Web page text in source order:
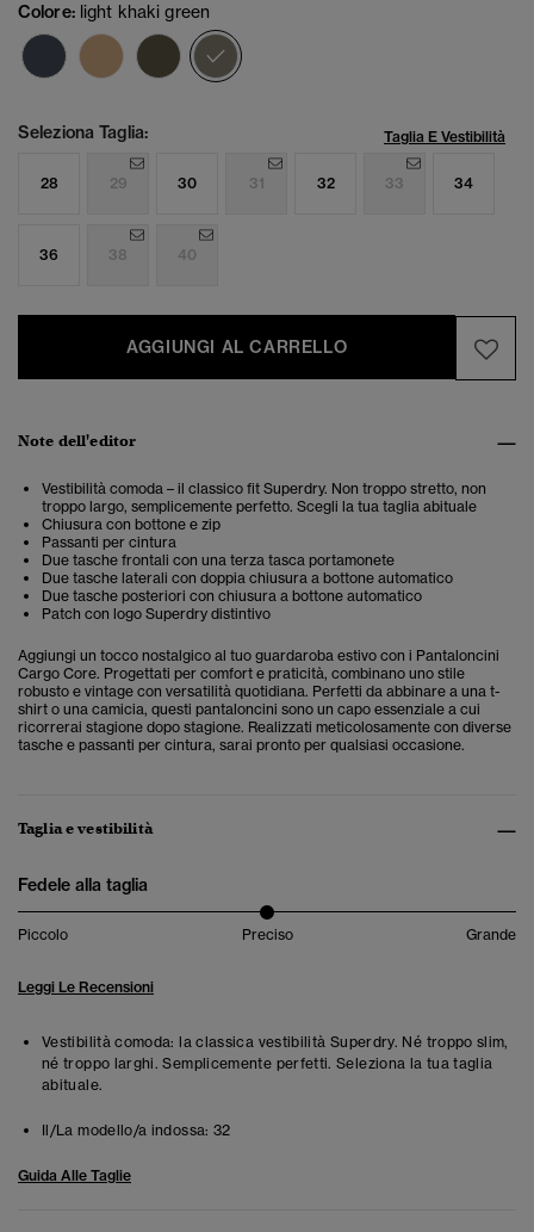
Colore: light khaki green
Seleziona Taglia: Taglia E Vestibilità
28 29 30 31 32 33 34
36 38 40
AGGIUNGI AL CARRELLO
Note dell'editor
Vestibilità comoda – il classico fit Superdry. Non troppo stretto, non
troppo largo, semplicemente perfetto. Scegli la tua taglia abituale
Chiusura con bottone e zip
Passanti per cintura
Due tasche frontali con una terza tasca portamonete
Due tasche laterali con doppia chiusura a bottone automatico
Due tasche posteriori con chiusura a bottone automatico
Patch con logo Superdry distintivo
Aggiungi un tocco nostalgico al tuo guardaroba estivo con i Pantaloncini
Cargo Core. Progettati per comfort e praticità, combinano uno stile
robusto e vintage con versatilità quotidiana. Perfetti da abbinare a una t-
shirt o una camicia, questi pantaloncini sono un capo essenziale a cui
ricorrerai stagione dopo stagione. Realizzati meticolosamente con diverse
tasche e passanti per cintura, sarai pronto per qualsiasi occasione.
Taglia e vestibilità
Fedele alla taglia
Piccolo Preciso Grande
Leggi Le Recensioni
Vestibilità comoda: la classica vestibilità Superdry. Né troppo slim,
né troppo larghi. Semplicemente perfetti. Seleziona la tua taglia
abituale.
Il/La modello/a indossa: 32
Guida Alle Taglie